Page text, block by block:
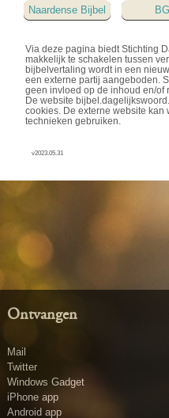
Naardense Bijbel
Via deze pagina biedt Stichting
makkelijk te schakelen tussen
bijbelvertaling wordt in een
een externe partij aangeboden.
geen invloed op de inhoud en/of
De website
cookies. De externe website kan
technieken gebruiken.
v2023.05.31
Ontvangen
Mail
Twitter
Windows Gadget
iPhone app
Android app